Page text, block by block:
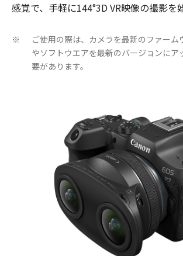
感覚で、手軽に144°3D VR映像の撮影を
※
ご使用の際は、カメラを最新のファーム
やソフトウエアを最新のバージョンにア
要があります。